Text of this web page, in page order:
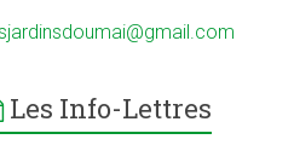
Les Info-Lettres